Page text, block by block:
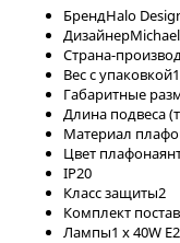
БрендHalo
Дизайнер
Страна-
Вес с упаковкой
Габаритные
Длина подвеса
Материал
Цвет плафона
IP20
Класс защиты2
Комплект
Лaмпы1 x 40W